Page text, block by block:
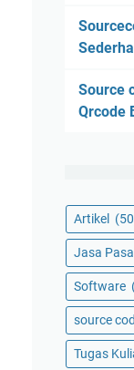
Source
Qrcode
Artikel
Jasa
Software
source
Tugas